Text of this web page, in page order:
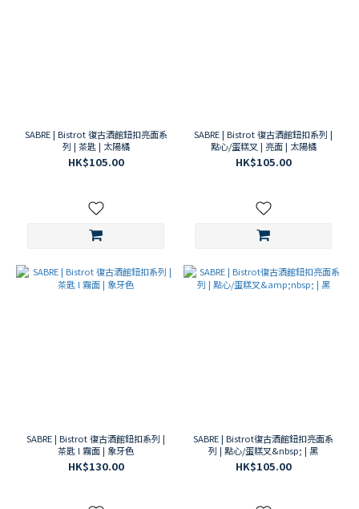
SABRE | Bistrot 復古酒館鈕扣亮面系
列 | 茶匙 | 太陽橘
HK$105.00
SABRE | Bistrot 復古酒館鈕扣系列 |
點心/蛋糕叉 | 亮面 | 太陽橘
HK$105.00
SABRE | Bistrot 復古酒館鈕扣系列 |
茶匙 l 霧面 | 象牙色
HK$130.00
SABRE | Bistrot復古酒館鈕扣亮面系
列 | 點心/蛋糕叉&nbsp; | 黑
HK$105.00